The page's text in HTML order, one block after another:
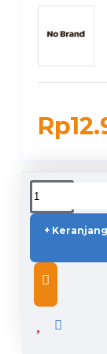
+ Keranjang
DUKUNGAN
DESCRIPTION